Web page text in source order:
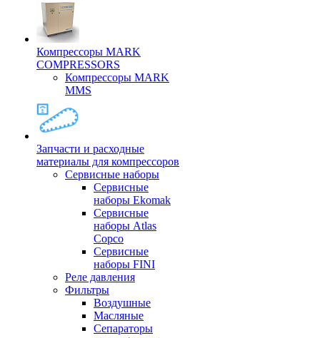
Компрессоры MARK
COMPRESSORS
Компрессоры MARK
MMS
Запчасти и расходные
материалы для компрессоров
Cервисные наборы
Сервисные
наборы Ekomak
Cервисные
наборы Atlas
Copco
Сервисные
наборы FINI
Реле давления
Фильтры
Воздушные
Масляные
Сепараторы